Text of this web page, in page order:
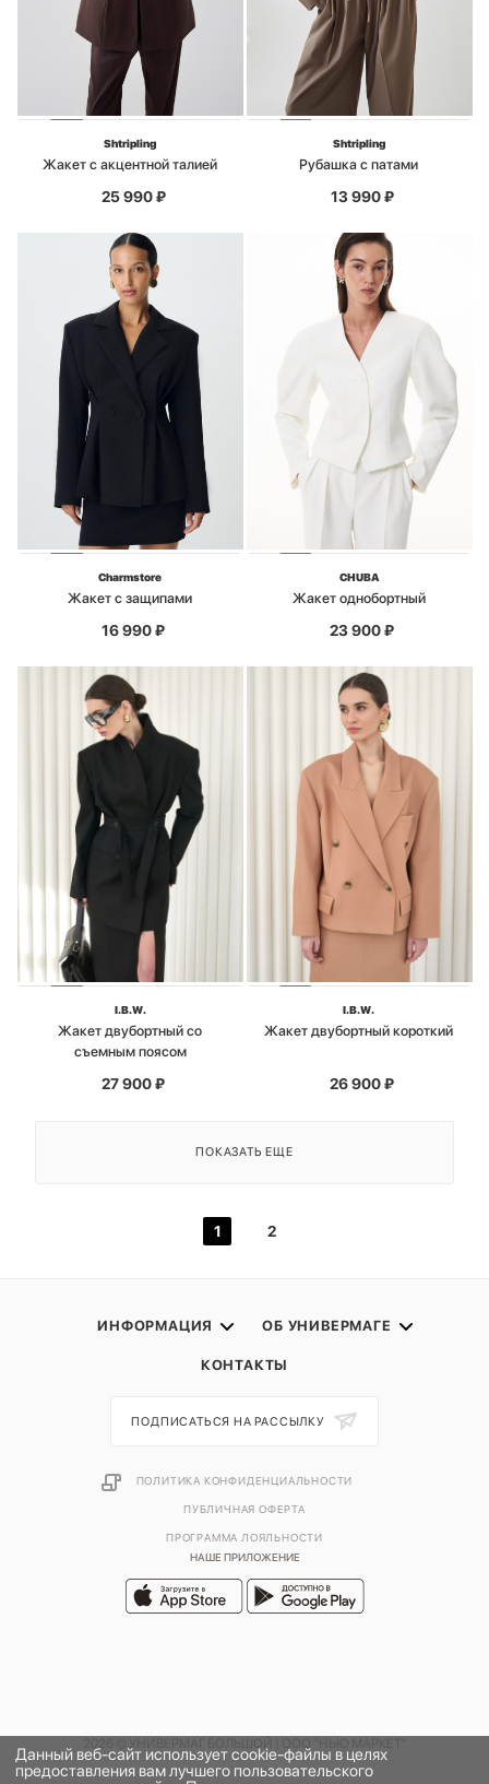
Shtripling
Жакет с акцентной талией
25 990₽
Shtripling
Рубашка с патами
13 990₽
Charmstore
Жакет с защипами
16 990₽
CHUBA
Жакет однобортный
23 900₽
I.B.W.
Жакет двубортный со
съемным поясом
27 900₽
I.B.W.
Жакет двубортный короткий
26 900₽
ПОКАЗАТЬ ЕЩЕ
1 2
ИНФОРМАЦИЯ ОБ УНИВЕРМАГЕ
КОНТАКТЫ
НАШЕ ПРИЛОЖЕНИЕ
ПОДПИСАТЬСЯ НА РАССЫЛКУ
ПОЛИТИКА КОНФИДЕНЦИАЛЬНОСТИ
ПУБЛИЧНАЯ ОФЕРТА
ПРОГРАММА ЛОЯЛЬНОСТИ
Данный веб-сайт использует cookie-файлы в целях
предоставления вам лучшего пользовательского